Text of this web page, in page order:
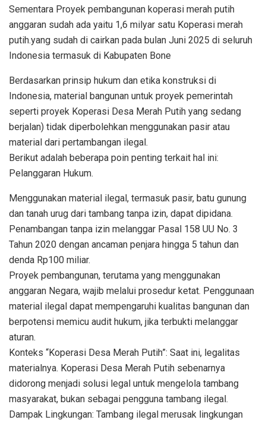
Sementara Proyek pembangunan koperasi merah putih
anggaran sudah ada yaitu 1,6 milyar satu Koperasi merah
putih.yang sudah di cairkan pada bulan Juni 2025 di seluruh
Indonesia termasuk di Kabupaten Bone
Berdasarkan prinsip hukum dan etika konstruksi di
Indonesia, material bangunan untuk proyek pemerintah
seperti proyek Koperasi Desa Merah Putih yang sedang
berjalan) tidak diperbolehkan menggunakan pasir atau
material dari pertambangan ilegal.
Berikut adalah beberapa poin penting terkait hal ini:
Pelanggaran Hukum.
Menggunakan material ilegal, termasuk pasir, batu gunung
dan tanah urug dari tambang tanpa izin, dapat dipidana.
Penambangan tanpa izin melanggar Pasal 158 UU No. 3
Tahun 2020 dengan ancaman penjara hingga 5 tahun dan
denda Rp100 miliar.
Proyek pembangunan, terutama yang menggunakan
anggaran Negara, wajib melalui prosedur ketat. Penggunaan
material ilegal dapat mempengaruhi kualitas bangunan dan
berpotensi memicu audit hukum, jika terbukti melanggar
aturan.
Konteks “Koperasi Desa Merah Putih”: Saat ini, legalitas
materialnya. Koperasi Desa Merah Putih sebenarnya
didorong menjadi solusi legal untuk mengelola tambang
masyarakat, bukan sebagai pengguna tambang ilegal.
Dampak Lingkungan: Tambang ilegal merusak lingkungan